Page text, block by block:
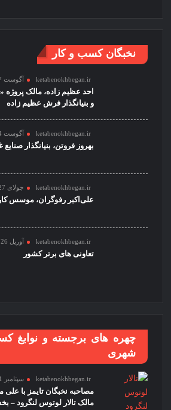
نخبگان کسب و کار
ketabenokhbegan.ir آگوست 7, 2021
احد عظیم زاده، مالک پروژه
و بنیانگذار فرش عظیم زاده
ketabenokhbegan.ir آگوست 4, 2021
بهروز فروتن، بنیانگذار صنایع
ketabenokhbegan.ir جولای 27, 2021
علی‌اکبر رفوگران، موسس
ketabenokhbegan.ir آوریل 26, 2021
تعاونی های برتر کشور
چهره های برجسته و نوابغ
شهری
ketabenokhbegan.ir سپتامبر 1, 2021
مصاحبه نخبگان تایمز با علی
مالک تالار لوتوس لنگرود –